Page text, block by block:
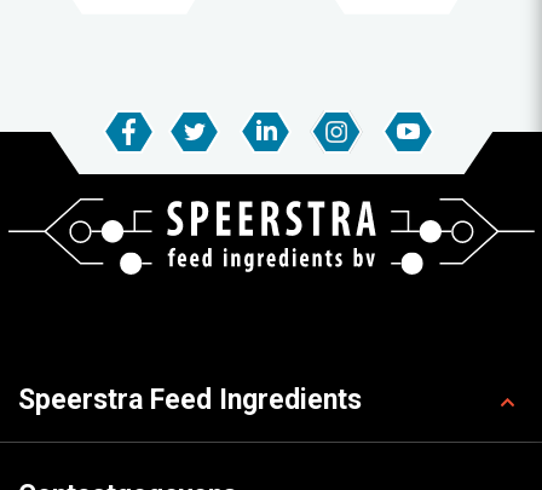
Speerstra Feed Ingredients